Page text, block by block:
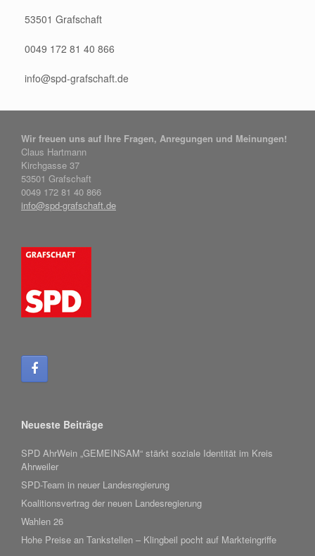
53501 Grafschaft
0049 172 81 40 866
info@spd-grafschaft.de
Wir freuen uns auf Ihre Fragen, Anregungen und Meinungen!
Claus Hartmann
Kirchgasse 37
53501 Grafschaft
0049 172 81 40 866
info@spd-grafschaft.de
Neueste Beiträge
SPD AhrWein „GEMEINSAM“ stärkt soziale Identität im Kreis
Ahrweiler
SPD-Team in neuer Landesregierung
Koalitionsvertrag der neuen Landesregierung
Wahlen 26
Hohe Preise an Tankstellen – Klingbeil pocht auf Markteingriffe